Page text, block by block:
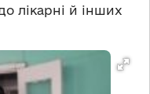
лікарні й інших